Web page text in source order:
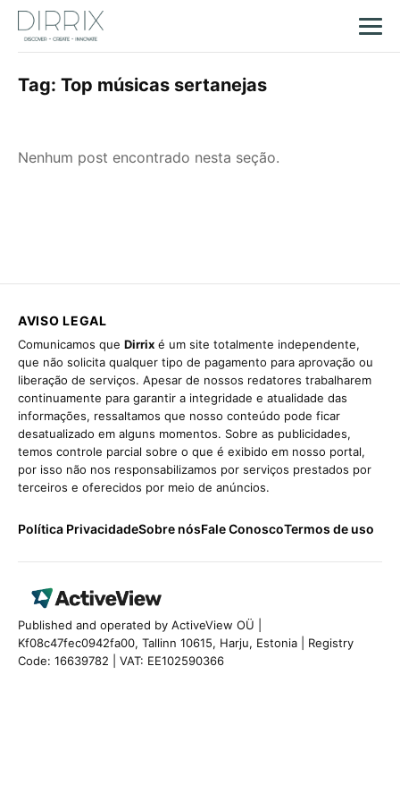
Tag: Top músicas sertanejas
Nenhum post encontrado nesta seção.
AVISO LEGAL
Comunicamos que Dirrix é um site totalmente independente,
que não solicita qualquer tipo de pagamento para aprovação ou
liberação de serviços. Apesar de nossos redatores trabalharem
continuamente para garantir a integridade e atualidade das
informações, ressaltamos que nosso conteúdo pode ficar
desatualizado em alguns momentos. Sobre as publicidades,
temos controle parcial sobre o que é exibido em nosso portal,
por isso não nos responsabilizamos por serviços prestados por
terceiros e oferecidos por meio de anúncios.
Política PrivacidadeSobre nósFale ConoscoTermos de uso
Published and operated by ActiveView OÜ |
Kf08c47fec0942fa00, Tallinn 10615, Harju, Estonia | Registry
Code: 16639782 | VAT: EE102590366